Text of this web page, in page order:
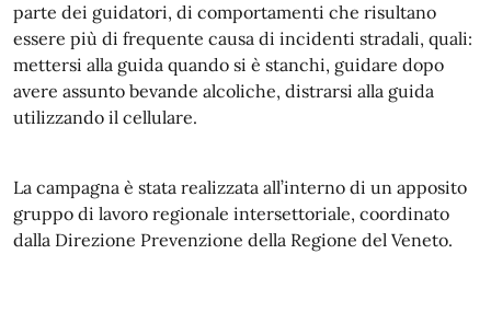
parte dei guidatori, di comportamenti che risultano
essere più di frequente causa di incidenti stradali, quali:
mettersi alla guida quando si è stanchi, guidare dopo
avere assunto bevande alcoliche, distrarsi alla guida
utilizzando il cellulare.
La campagna è stata realizzata all’interno di un apposito
gruppo di lavoro regionale intersettoriale, coordinato
dalla Direzione Prevenzione della Regione del Veneto.